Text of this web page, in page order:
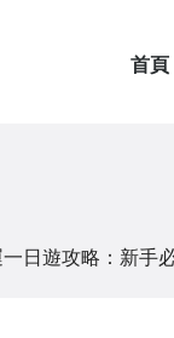
首頁
日遊攻略：新手